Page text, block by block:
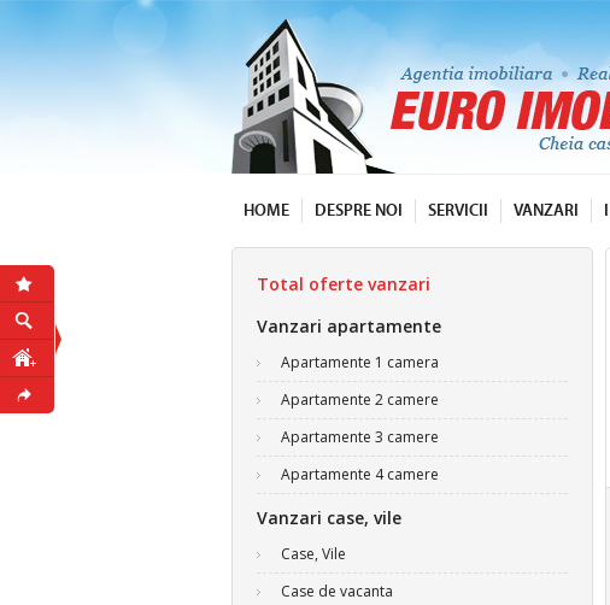
HOME DESPRE NOI SERVICII VANZARI
Total oferte vanzari
Vanzari apartamente
Apartamente 1 camera
Apartamente 2 camere
Apartamente 3 camere
Apartamente 4 camere
Vanzari case, vile
Case, Vile
Case de vacanta